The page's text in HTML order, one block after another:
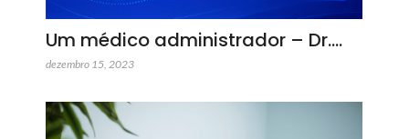
Um médico administrador – Dr.…
dezembro 15, 2023